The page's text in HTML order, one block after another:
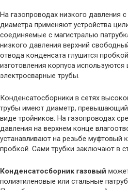
На газопроводах низкого давления
диаметра применяют устройства
соединяемые с магистралью
низкого давления верхний
отвода конденсата глушится
изготовления корпуса используются
электросварные трубы.
Конденсатосборники в сетях
трубы имеют диаметр,
виде тройников. На газопроводах
давления на верхнем конце
устанавливают на резьбе муфтовый
пробкой. Сами трубки заключают в
Конденсатосборник газовый
полиэтиленовые или стальные